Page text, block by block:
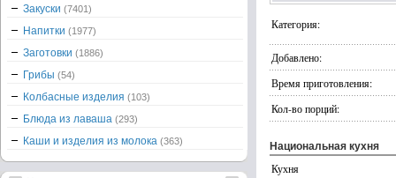
Категория:
Добавлено:
Время приготовления:
Кол-во порций:
Национальная кухня
Кухня
Закуски (7401)
Напитки (1977)
Заготовки (1886)
Грибы (54)
Колбасные изделия (103)
Блюда из лаваша (293)
Каши и изделия из молока (363)